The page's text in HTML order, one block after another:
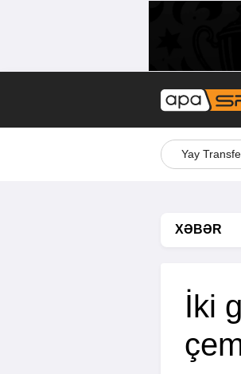
Yay
XƏBƏR
İki